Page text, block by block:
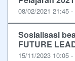
08/02/2021 21:45
Sosialisasi
FUTURE
15/11/2023 10:05